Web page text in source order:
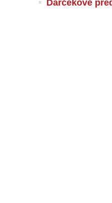
Darčekové